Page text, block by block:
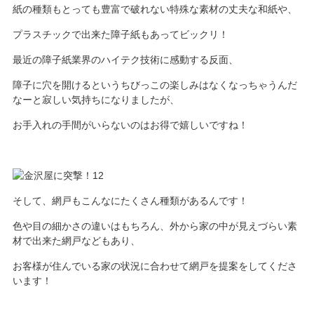
紙の種類もとっても豊富で破れない特殊な素材の丈夫な和紙や、
プラスチックで出来た障子紙もあってビックリ！
最近の障子紙業界のハイテク技術に感動する反面、
障子に穴を開けるというちびっこの楽しみはなくなっちゃうんだ
なーと寂しい気持ちになりましたが、
お手入れの手間がいらないのはお得で嬉しいですね！
そして、網戸もこんなにたくさん種類があるんです！
色や目の細かさの違いはもちろん、外から家の中が見えづらい素
材で出来た網戸などもあり、
お客様が住んでいる家の状況に合わせて網戸を提案をしてくださ
います！